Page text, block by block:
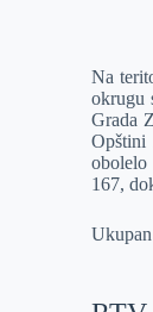
e
r
I
n
s
A
p
p
a
i
l
Na
okrugu
Grada
Opštini
obolelo
167,